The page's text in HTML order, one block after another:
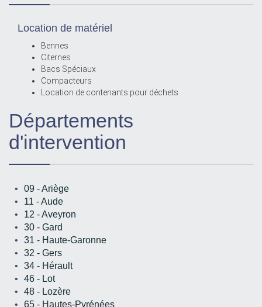
Location de matériel
Bennes
Citernes
Bacs Spéciaux
Compacteurs
Location de contenants pour déchets
Départements
d'intervention
09 - Ariège
11 - Aude
12 - Aveyron
30 - Gard
31 - Haute-Garonne
32 - Gers
34 - Hérault
46 - Lot
48 - Lozère
65 - Hautes-Pyrénées